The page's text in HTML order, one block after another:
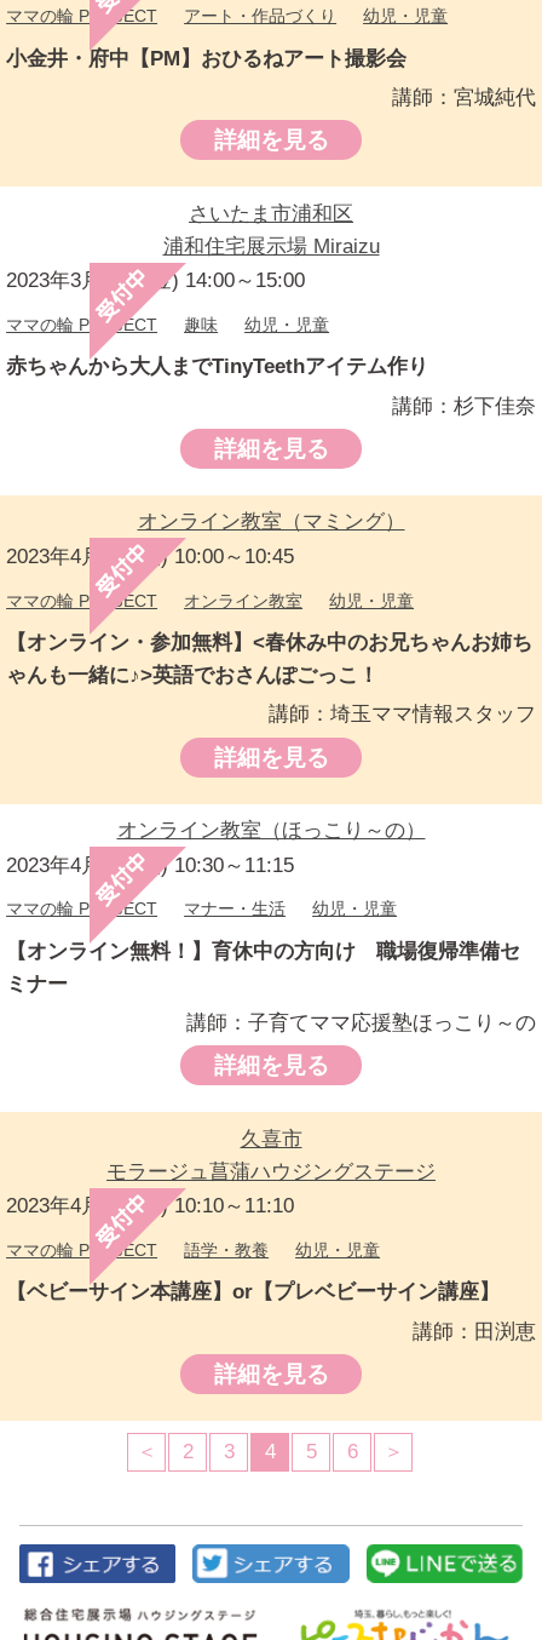
ママの輪 PROJECT アート・作品づくり 幼児・児童
小金井・府中【PM】おひるねアート撮影会
講師：宮城純代
詳細を見る
さいたま市浦和区
浦和住宅展示場 Miraizu
2023年3月31日(金) 14:00～15:00
ママの輪 PROJECT 趣味 幼児・児童
赤ちゃんから大人までTinyTeethアイテム作り
講師：杉下佳奈
詳細を見る
オンライン教室（マミング）
2023年4月4日(火) 10:00～10:45
ママの輪 PROJECT オンライン教室 幼児・児童
【オンライン・参加無料】<春休み中のお兄ちゃんお姉ち
ゃんも一緒に♪>英語でおさんぽごっこ！
講師：埼玉ママ情報スタッフ
詳細を見る
オンライン教室（ほっこり～の）
2023年4月4日(火) 10:30～11:15
ママの輪 PROJECT マナー・生活 幼児・児童
【オンライン無料！】育休中の方向け 職場復帰準備セ
ミナー
講師：子育てママ応援塾ほっこり～の
詳細を見る
久喜市
モラージュ菖蒲ハウジングステージ
2023年4月5日(水) 10:10～11:10
ママの輪 PROJECT 語学・教養 幼児・児童
【ベビーサイン本講座】or【プレベビーサイン講座】
講師：田渕恵
詳細を見る
＜ 2 3 4 5 6 ＞